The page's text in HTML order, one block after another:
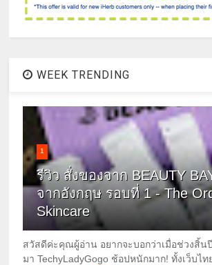
WEEK TRENDING
1
รีวิว สั่งของจาก BEAUTY
จากอังกฤษ รอบที่ 1 - The
Skincare
สวัสดีค่ะคุณผู้อ่าน อยากจะบอกว่าเมื่อช่วงสิ้น
มา TechyLadyGogo ช้อปหนักมาก! ทั้งเว็บไท